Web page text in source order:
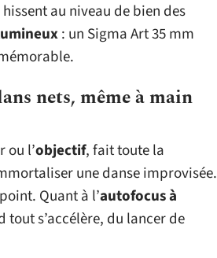
au niveau de bien des
: un Sigma Art 35 mm
nets, même à main
ou l’objectif, fait toute la
une danse improvisée.
Quant à l’autofocus à
s’accélère, du lancer de